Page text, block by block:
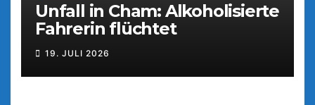
Unfall in Cham: Alkoholisierte
Fahrerin flüchtet
19. JULI 2026